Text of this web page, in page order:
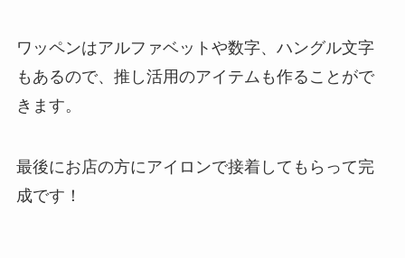
ワッペンはアルファベットや数字、ハングル文字
もあるので、推し活用のアイテムも作ることがで
きます。
最後にお店の方にアイロンで接着してもらって完
成です！